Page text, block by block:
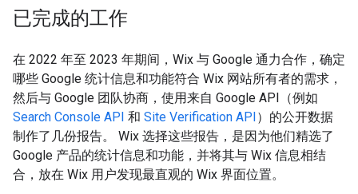
已完成的工作
在 2022 年至 2023 年期间，Wix 与 Google 通力合作，确定
哪些 Google 统计信息和功能符合 Wix 网站所有者的需求，
然后与 Google 团队协商，使用来自 Google API（例如
Search Console API 和 Site Verification API）的公开数据
制作了几份报告。 Wix 选择这些报告，是因为他们精选了
Google 产品的统计信息和功能，并将其与 Wix 信息相结
合，放在 Wix 用户发现最直观的 Wix 界面位置。